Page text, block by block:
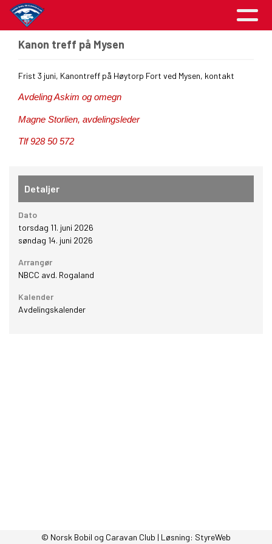
Kanon treff på Mysen
Frist 3 juni, Kanontreff på Høytorp Fort ved Mysen, kontakt
Avdeling Askim og omegn
Magne Storlien, avdelingsleder
Tlf 928 50 572
Detaljer
Dato
torsdag 11. juni 2026
søndag 14. juni 2026
Arrangør
NBCC avd. Rogaland
Kalender
Avdelingskalender
© Norsk Bobil og Caravan Club | Løsning: StyreWeb